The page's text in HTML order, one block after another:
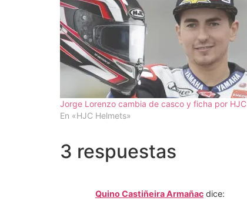
Jorge Lorenzo cambia de casco y ficha por HJC
En «HJC Helmets»
3 respuestas
Quino Castiñeira Armañac dice: